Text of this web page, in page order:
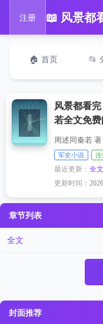
注册
🏠 首页 📂
风景都看
若全文免
周述同秦若 著
军史小说 连
最近更新：全文
更新时间：
章节列表
全文
封面推荐